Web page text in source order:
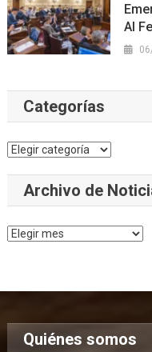
Al
Categorías
Categorías
Archivo de
Archivo
Quiénes somos